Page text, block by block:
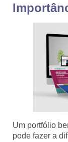
Um portfólio
pode fazer a